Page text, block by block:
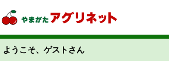
「あぐりん」
ようこそ、ゲストさん